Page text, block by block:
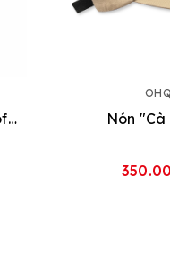
Hộp quà hoạ tiết gói sẵn "Coffee Dot" [2 loại] Nón "Cà